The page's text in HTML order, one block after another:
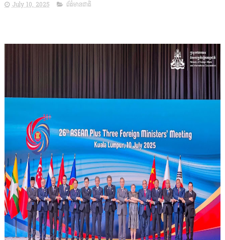
July 10, 2025 ព័ត៌មានជាតិ